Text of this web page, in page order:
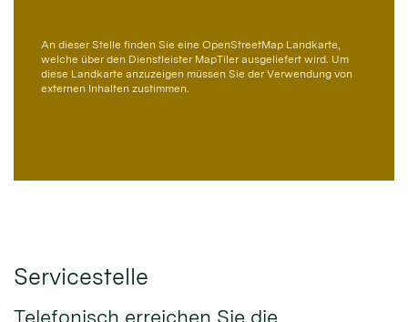
An dieser Stelle finden Sie eine OpenStreetMap Landkarte,
welche über den Dienstleister MapTiler ausgeliefert wird. Um
diese Landkarte anzuzeigen müssen Sie der Verwendung von
externen Inhalten zustimmen.
Servicestelle
Telefonisch erreichen Sie die